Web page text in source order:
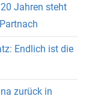
Jahren steht
Endlich ist die
zurück in